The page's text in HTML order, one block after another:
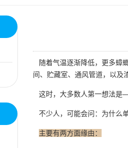
随着气温逐渐降低，更多蟑
间、贮藏室、通风管道，以及
这时，大多数人第一想法是
不少人，可能会问：为什么
主要有两方面缘由：